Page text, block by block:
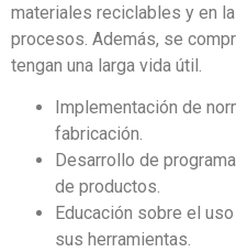
materiales reciclables y en
procesos. Además, se
tengan una larga vida útil.
Implementación de
fabricación.
Desarrollo de
de productos.
Educación sobre el
sus herramientas.